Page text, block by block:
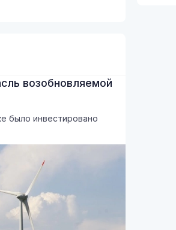
возобновляемой
было инвестировано